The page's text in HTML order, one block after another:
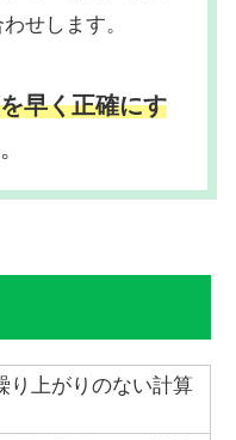
せします。
早く正確にす
り上がりのない計算